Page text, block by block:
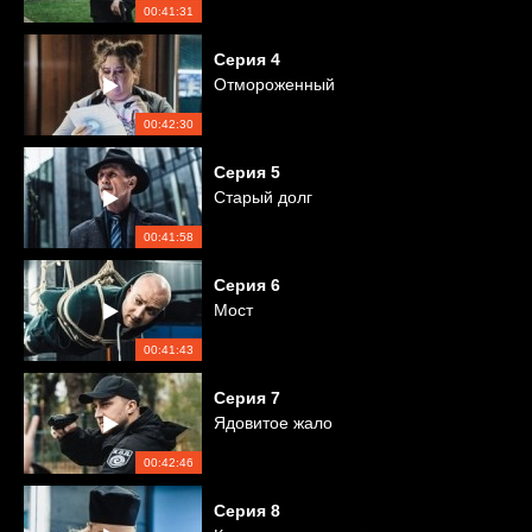
00:41:31
00:42:30
Серия 4
Отмороженный
00:41:58
Серия 5
Старый долг
00:41:43
Серия 6
Мост
00:42:46
Серия 7
Ядовитое жало
Серия 8